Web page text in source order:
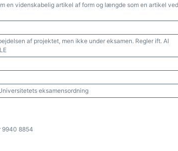
en videnskabelig artikel af form og længde som en artikel
af projektet, men ikke under eksamen. Regler ift. AI
eksamensordning
9940 8854